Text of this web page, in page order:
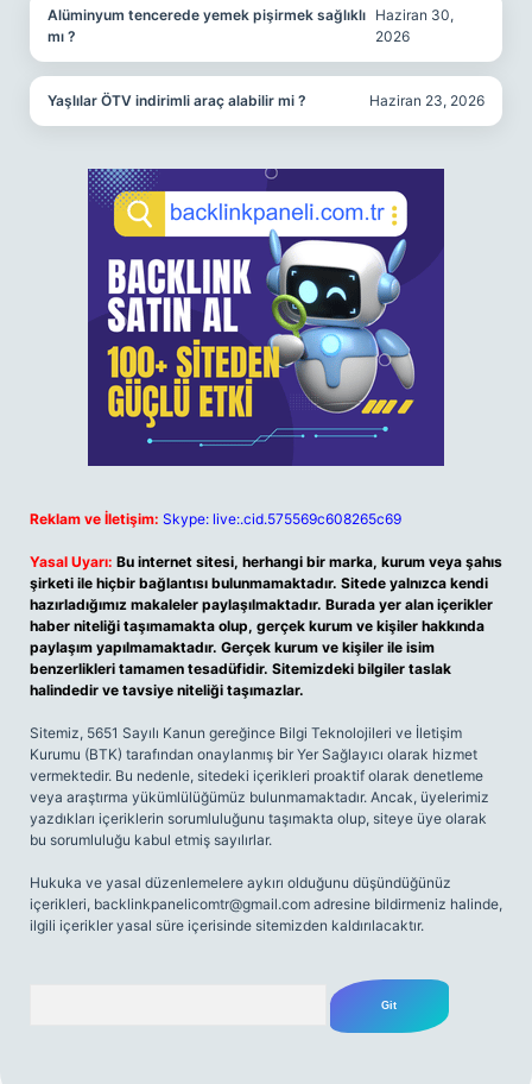
Alüminyum tencerede yemek pişirmek sağlıklı
mı ?
Haziran 30,
2026
Yaşlılar ÖTV indirimli araç alabilir mi ? Haziran 23, 2026
Reklam ve İletişim: Skype: live:.cid.575569c608265c69
Yasal Uyarı: Bu internet sitesi, herhangi bir marka, kurum veya şahıs
şirketi ile hiçbir bağlantısı bulunmamaktadır. Sitede yalnızca kendi
hazırladığımız makaleler paylaşılmaktadır. Burada yer alan içerikler
haber niteliği taşımamakta olup, gerçek kurum ve kişiler hakkında
paylaşım yapılmamaktadır. Gerçek kurum ve kişiler ile isim
benzerlikleri tamamen tesadüfidir. Sitemizdeki bilgiler taslak
halindedir ve tavsiye niteliği taşımazlar.
Sitemiz, 5651 Sayılı Kanun gereğince Bilgi Teknolojileri ve İletişim
Kurumu (BTK) tarafından onaylanmış bir Yer Sağlayıcı olarak hizmet
vermektedir. Bu nedenle, sitedeki içerikleri proaktif olarak denetleme
veya araştırma yükümlülüğümüz bulunmamaktadır. Ancak, üyelerimiz
yazdıkları içeriklerin sorumluluğunu taşımakta olup, siteye üye olarak
bu sorumluluğu kabul etmiş sayılırlar.
Hukuka ve yasal düzenlemelere aykırı olduğunu düşündüğünüz
içerikleri, backlinkpanelicomtr@gmail.com adresine bildirmeniz halinde,
ilgili içerikler yasal süre içerisinde sitemizden kaldırılacaktır.